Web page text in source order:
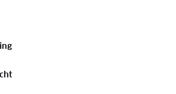
no-time stevig om je voet.
van gewicht en heeft een
stroomt er altijd frisse
Of je nu over een hobbelig
de stad wandelt: de extra